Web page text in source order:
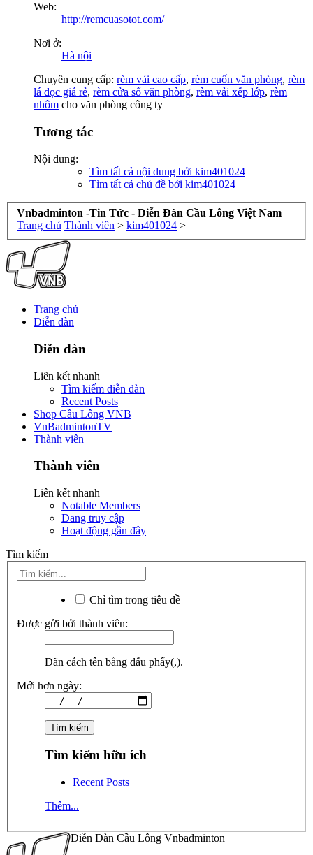
Web:
http://remcuasotot.com/
Nơi ở:
Hà nội
Chuyên cung cấp: rèm vải cao cấp, rèm cuốn văn phòng, rèm
lá dọc giá rẻ, rèm cửa sổ văn phòng, rèm vải xếp lớp, rèm
nhôm cho văn phòng công ty
Tương tác
Nội dung:
Tìm tất cả nội dung bởi kim401024
Tìm tất cả chủ đề bởi kim401024
Vnbadminton -Tin Tức - Diễn Đàn Cầu Lông Việt Nam
Trang chủ Thành viên > kim401024 >
Trang chủ
Diễn đàn
Diễn đàn
Liên kết nhanh
Tìm kiếm diễn đàn
Recent Posts
Shop Cầu Lông VNB
VnBadmintonTV
Thành viên
Thành viên
Liên kết nhanh
Notable Members
Đang truy cập
Hoạt động gần đây
Tìm kiếm
Chỉ tìm trong tiêu đề
Được gửi bởi thành viên:
Dãn cách tên bằng dấu phẩy(,).
Mới hơn ngày:
Tìm kiếm hữu ích
Recent Posts
Thêm...
Diễn Đàn Cầu Lông Vnbadminton